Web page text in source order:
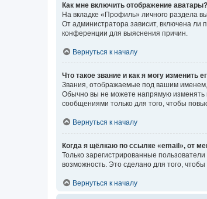
Как мне включить отображение аватары?
На вкладке «Профиль» личного раздела
От администратора зависит, включена ли
конференции для выяснения причин.
Вернуться к началу
Что такое звание и как я могу изменить
Звания, отображаемые под вашим
Обычно вы не можете напрямую изменять
сообщениями только для того, чтобы
Вернуться к началу
Когда я щёлкаю по ссылке «email», от
Только зарегистрированные
возможность. Это сделано для того,
Вернуться к началу